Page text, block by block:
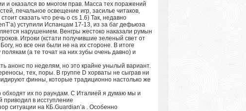
и оказался во многом прав. Масса тех поражений
печальное освещение игр, засилье читаков,
сказать что речь о cs 1.6) Так, недавно
уступили Испанцам 17-13, из за баг дефьюза
нарушением. Венгры жестоко наказали румын
Игроки (кстати получившие зеленый свет от
но все они были не на их стороне. В итоге
(а те точат на них зубы очень давно) и
анонс по неделям, но это крайне унылый вариант.
тех, поры. В группе D хорваты не сыграв ни
финны, которые традиционно настолько же
обходят их по раундам. С Италией я думаю мы и
приводил в исступление
Guardian’a . Особенно